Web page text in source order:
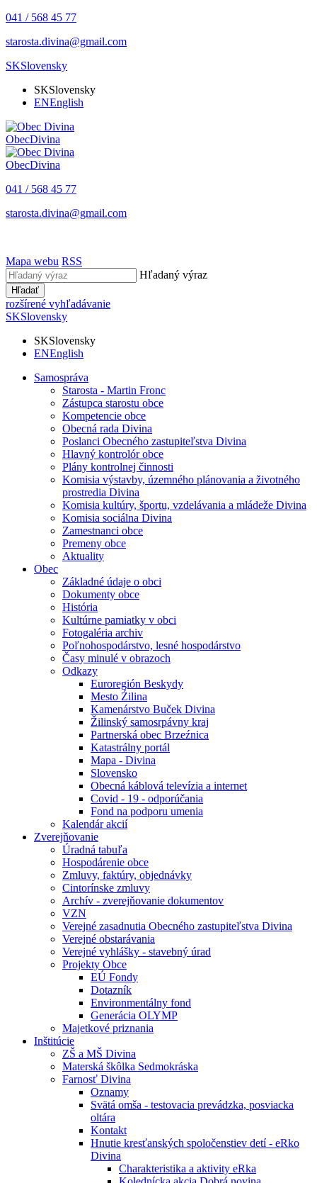
041 / 568 45 77
starosta.divina@gmail.com
SKSlovensky
SKSlovensky
ENEnglish
ObecDivina
ObecDivina
041 / 568 45 77
starosta.divina@gmail.com
Mapa webu RSS
Hľadaný výraz
Hľadať
rozšírené vyhľadávanie
SKSlovensky
SKSlovensky
ENEnglish
Samospráva
Starosta - Martin Fronc
Zástupca starostu obce
Kompetencie obce
Obecná rada Divina
Poslanci Obecného zastupiteľstva Divina
Hlavný kontrolór obce
Plány kontrolnej činnosti
Komisia výstavby, územného plánovania a životného
prostredia Divina
Komisia kultúry, športu, vzdelávania a mládeže Divina
Komisia sociálna Divina
Zamestnanci obce
Premeny obce
Aktuality
Obec
Základné údaje o obci
Dokumenty obce
História
Kultúrne pamiatky v obci
Fotogaléria archiv
Poľnohospodárstvo, lesné hospodárstvo
Časy minulé v obrazoch
Odkazy
Euroregión Beskydy
Mesto Źilina
Kamenárstvo Buček Divina
Žilinský samosrpávny kraj
Partnerská obec Brzeźnica
Katastrálny portál
Mapa - Divina
Slovensko
Obecná káblová televízia a internet
Covid - 19 - odporúčania
Fond na podporu umenia
Kalendár akcií
Zverejňovanie
Úradná tabuľa
Hospodárenie obce
Zmluvy, faktúry, objednávky
Cintorínske zmluvy
Archív - zverejňovanie dokumentov
VZN
Verejné zasadnutia Obecného zastupiteľstva Divina
Verejné obstarávania
Verejné vyhlášky - stavebný úrad
Projekty Obce
EÚ Fondy
Dotazník
Environmentálny fond
Generácia OLYMP
Majetkové priznania
Inštitúcie
ZŠ a MŠ Divina
Materská škôlka Sedmokráska
Farnosť Divina
Oznamy
Svätá omša - testovacia prevádzka, posviacka
oltára
Kontakt
Hnutie kresťanských spoločenstiev detí - eRko
Divina
Charakteristika a aktivity eRka